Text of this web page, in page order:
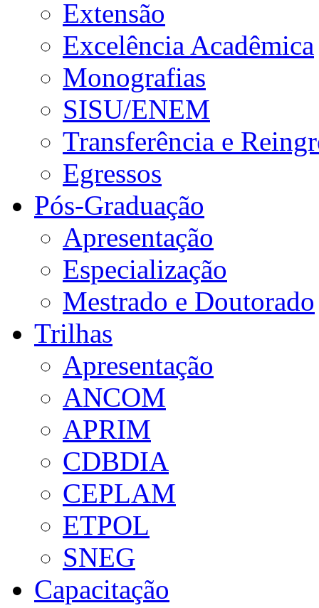
Extensão
Excelência Acadêmica
Monografias
SISU/ENEM
Transferência e
Egressos
Pós-Graduação
Apresentação
Especialização
Mestrado e Doutorado
Trilhas
Apresentação
ANCOM
APRIM
CDBDIA
CEPLAM
ETPOL
SNEG
Capacitação